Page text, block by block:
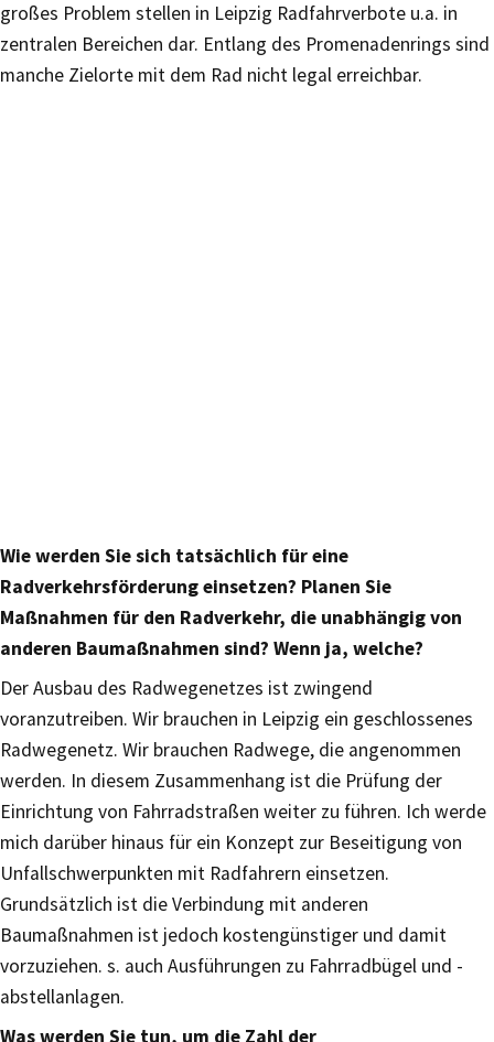
großes Problem stellen in Leipzig Radfahrverbote u.a. in
zentralen Bereichen dar. Entlang des Promenadenrings sind
manche Zielorte mit dem Rad nicht legal erreichbar.
Wie werden Sie sich tatsächlich für eine
Radverkehrsförderung einsetzen? Planen Sie
Maßnahmen für den Radverkehr, die unabhängig von
anderen Baumaßnahmen sind? Wenn ja, welche?
Der Ausbau des Radwegenetzes ist zwingend
voranzutreiben. Wir brauchen in Leipzig ein geschlossenes
Radwegenetz. Wir brauchen Radwege, die angenommen
werden. In diesem Zusammenhang ist die Prüfung der
Einrichtung von Fahrradstraßen weiter zu führen. Ich werde
mich darüber hinaus für ein Konzept zur Beseitigung von
Unfallschwerpunkten mit Radfahrern einsetzen.
Grundsätzlich ist die Verbindung mit anderen
Baumaßnahmen ist jedoch kostengünstiger und damit
vorzuziehen. s. auch Ausführungen zu Fahrradbügel und -
abstellanlagen.
Was werden Sie tun, um die Zahl der